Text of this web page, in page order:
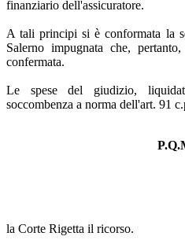
finanziario dell'assicuratore.
A tali principi si è conformata la
Salerno impugnata che,
confermata.
Le spese del giudizio,
soccombenza a norma dell'art. 91
la Corte Rigetta il ricorso.